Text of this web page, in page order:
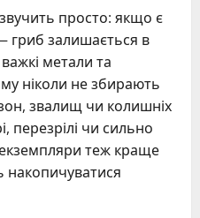
просто: якщо є
гриб залишається в
метали та
ніколи не збирають
звалищ чи колишніх
перезрілі чи сильно
теж краще